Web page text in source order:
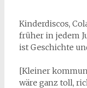
Kinderdiscos,
früher in jedem
ist Geschichte
[Kleiner
wäre ganz toll,